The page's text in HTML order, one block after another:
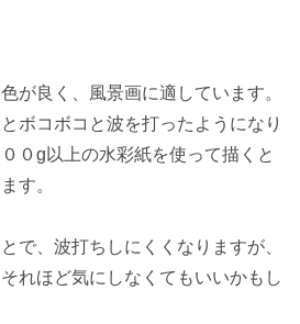
が良く、風景画に適しています。
ボコボコと波を打ったようになり
０g以上の水彩紙を使って描くと
す。
で、波打ちしにくくなりますが、
れほど気にしなくてもいいかもし